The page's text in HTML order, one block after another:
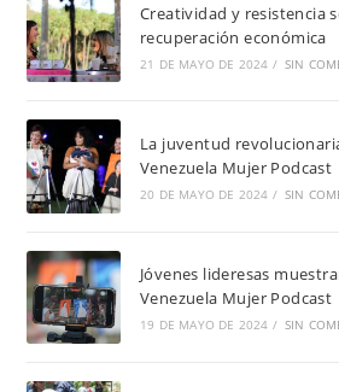
Creatividad y resistencia
recuperación económica
21 DE MAYO DE 2024 / SIN
La juventud
Venezuela Mujer Podcast
20 DE MAYO DE 2024 / SIN
Jóvenes lideresas
Venezuela Mujer Podcast
19 DE MAYO DE 2024 / SIN